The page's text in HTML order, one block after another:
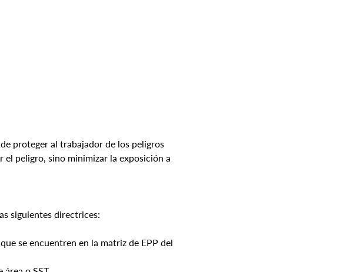
proteger al trabajador de los peligros
el peligro, sino minimizar la exposición a
siguientes directrices:
se encuentren en la matriz de EPP del